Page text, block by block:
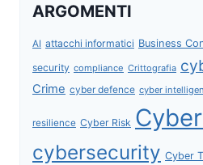
ARGOMENTI
AI attacchi informatici Business
security compliance Crittografia
Crime cyber defence cyber
resilience Cyber Risk
cybersecurity Cyber